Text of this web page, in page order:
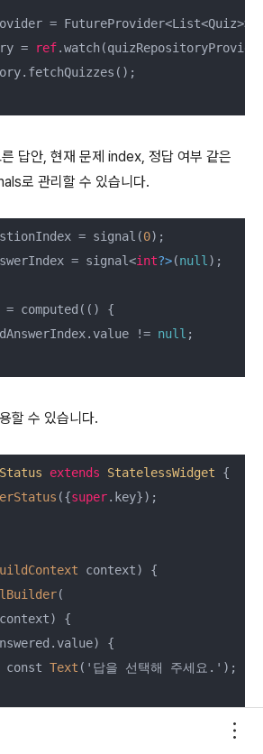
=
= ref
답안, 현재 문제 index, 정답 여부 같은
로 관리할 수 있습니다.
= signal(0
= signal<int?>(null );
= computed(() {
!= null ;
할 수 있습니다.
extends StatelessWidget
{
({super.key});
context) {
(
{
{
const Text ('답을 선택해 주세요.');
('선택한 답: